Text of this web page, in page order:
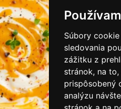
Súbory
sledovania
zážitku z
stránok, na
prispôsobený
analýzu